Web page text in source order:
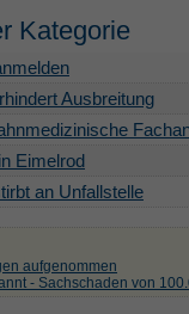
Kategorie
Ausbreitung
Eimelrod
an Unfallstelle
aufgenommen
- Sachschaden von